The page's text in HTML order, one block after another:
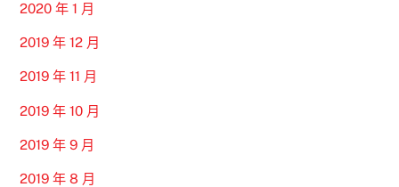
2020 年 1 月
2019 年 12 月
2019 年 11 月
2019 年 10 月
2019 年 9 月
2019 年 8 月